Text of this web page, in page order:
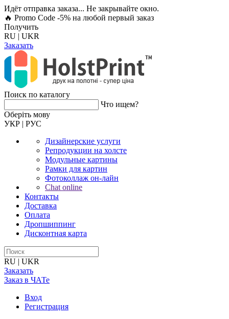
Идёт отправка заказа... Не закрывайте окно.
🔥 Promo Code -5% на любой первый заказ
Получить
RU | UKR
Заказать
Поиск по каталогу
Что ищем?
Оберiть мову
УКР | РУС
Дизайнерские услуги
Репродукции на холсте
Модульные картины
Рамки для картин
Фотоколлаж он-лайн
Chat online
Контакты
Доставка
Оплата
Дропшиппинг
Дисконтная карта
RU | UKR
Заказать
Заказ в ЧАТе
Вход
Регистрация